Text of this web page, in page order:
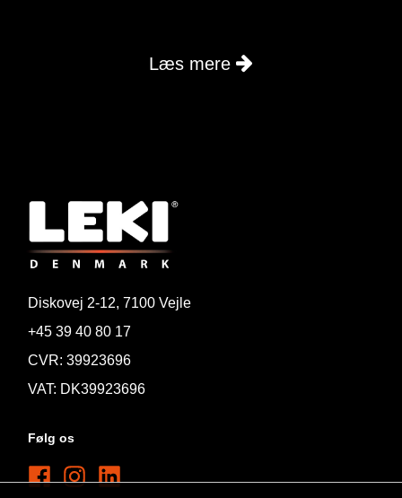
Læs mere
Diskovej 2-12, 7100 Vejle
+45 39 40 80 17
CVR: 39923696
VAT: DK39923696
Følg os